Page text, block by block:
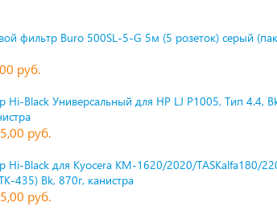
фильтр Buro 500SL-5-G 5м (5 розеток) серый
руб.
Hi-Black Универсальный для HP LJ P1005, Тип 4.4,
руб.
Hi-Black для Kyocera KM-1620/2020/TASKalfa180/220
435) Bk, 870г, канистра
руб.